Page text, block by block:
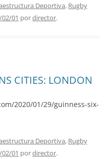
Deportiva, Rugby
01 pordirector.
CITIES: LONDON
2020/01/29/guinness-six-
Deportiva, Rugby
01 pordirector.